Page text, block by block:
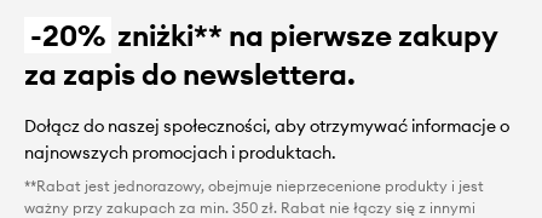
-20% zniżki** na pierwsze zakupy
za zapis do newslettera.
Dołącz do naszej społeczności, aby otrzymywać informacje o
najnowszych promocjach i produktach.
**Rabat jest jednorazowy, obejmuje nieprzecenione produkty i jest
ważny przy zakupach za min. 350 zł. Rabat nie łączy się z innymi